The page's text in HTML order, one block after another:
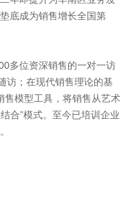
底成为销售增长全国第
多位资深销售的一对一访
访；在现代销售理论的基
售模型工具，将销售从艺术
合”模式。至今已培训企业